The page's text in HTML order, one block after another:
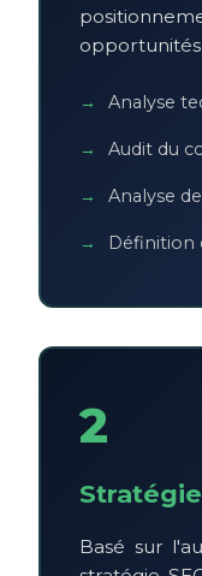
Analyse
Audit du
Analyse
Définition
2
Basé sur